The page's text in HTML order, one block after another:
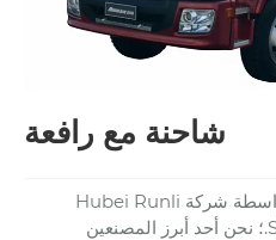
شاحنة مع رافعة
يتم إنتاج الشاحنة ذات الرافعة بواسطة شركة Hubei Runli
Special Automobile Co., Ltd.؛ نحن أحد أبرز المصنعين